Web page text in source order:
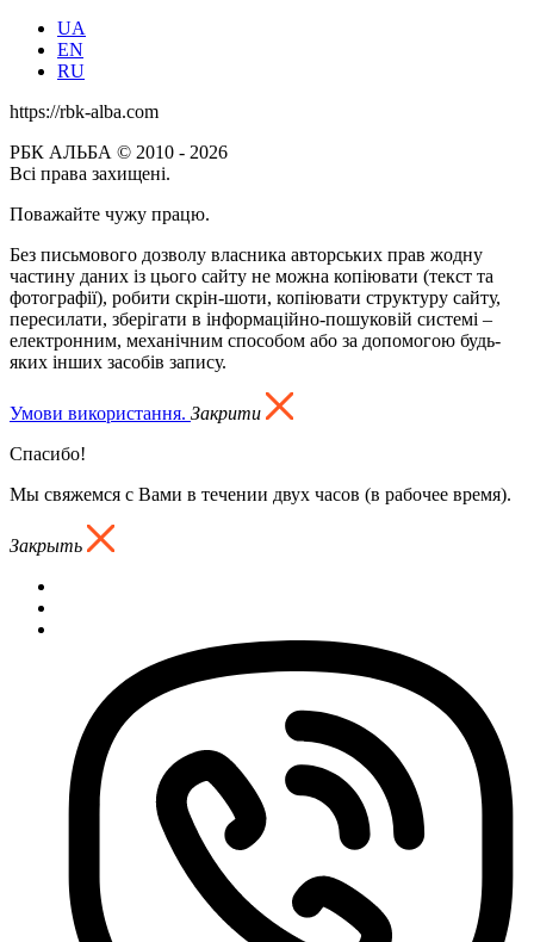
UA
EN
RU
https://rbk-alba.com
РБК АЛЬБА © 2010 - 2026
Всі права захищені.
Поважайте чужу працю.
Без письмового дозволу власника авторських прав жодну
частину даних із цього сайту не можна копіювати (текст та
фотографії), робити скрін-шоти, копіювати структуру сайту,
пересилати, зберігати в інформаційно-пошуковій системі –
електронним, механічним способом або за допомогою будь-
яких інших засобів запису.
Умови використання. Закрити
Спасибо!
Мы свяжемся с Вами в течении двух часов (в рабочее время).
Закрыть